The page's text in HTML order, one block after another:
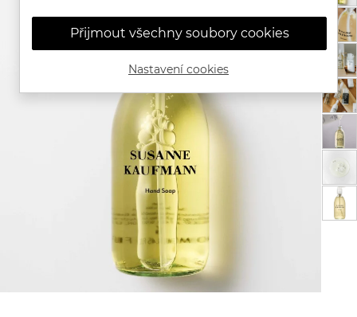
Přijmout všechny soubory cookies
Nastavení cookies